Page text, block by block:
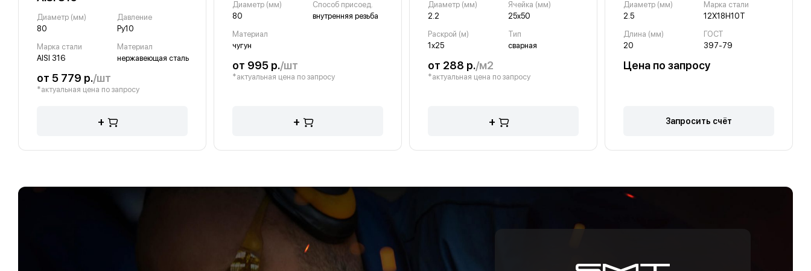
Диаметр (мм)
80
Давление
Ру10
Марка стали
AISI 316
Материал
нержавеющая сталь
от 5 779 р./шт
*актуальная цена по запросу
+
Диаметр (мм)
80
Способ присоед.
внутренняя резьба
Материал
чугун
от 995 р./шт
*актуальная цена по запросу
+
Диаметр (мм)
2.2
Ячейка (мм)
25х50
Раскрой (м)
1х25
Тип
сварная
от 288 р./м2
*актуальная цена по запросу
+
Диаметр (мм)
2.5
Марка стали
12Х18Н10Т
Длина (мм)
20
ГОСТ
397-79
Цена по запросу
Запросить счёт